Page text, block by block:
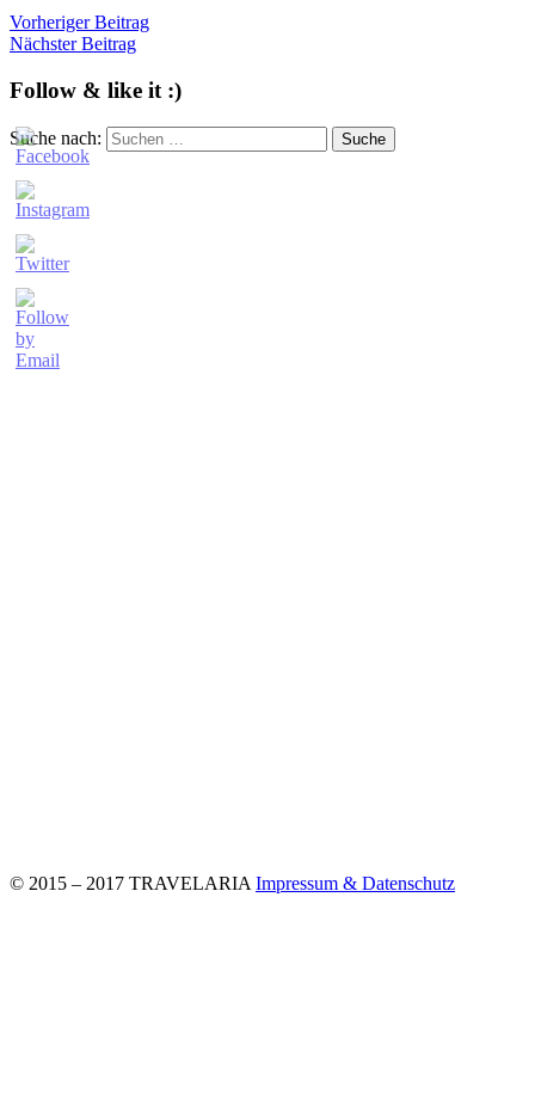
Vorheriger Beitrag
Nächster Beitrag
Follow & like it :)
Suche nach: Suche
© 2015 – 2017 TRAVELARIA Impressum & Datenschutz